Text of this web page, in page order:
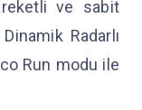
ve sabit
Radarlı
Run modu ile